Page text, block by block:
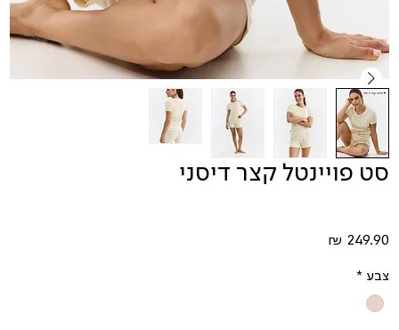
סט פויינטל קצר דיסני
צבע *